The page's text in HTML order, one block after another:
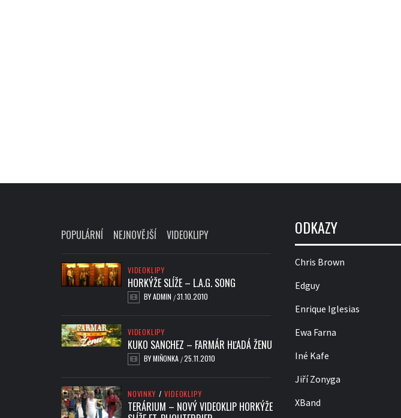
POPULÁRNÍ NEJNOVĚJŠÍ VIDEOKLIPY
VIDEOKLIPY
HORKÝŽE SLÍŽE – L.A.G. SONG
BYADMIN /31.10.2010
VIDEOKLIPY
KUKO SANCHEZ – FARMÁR HĽADÁ ŽENU
BYMIŇONKA /25.11.2010
NOVINKY / VIDEOKLIPY
TERÁRIUM – NOVÝ VIDEOKLIP HORKÝŽE
ODKAZY
Chris Brown
Edguy
Enrique Iglesias
Ewa Farna
Iné Kafe
Jiří Zonyga
XBand